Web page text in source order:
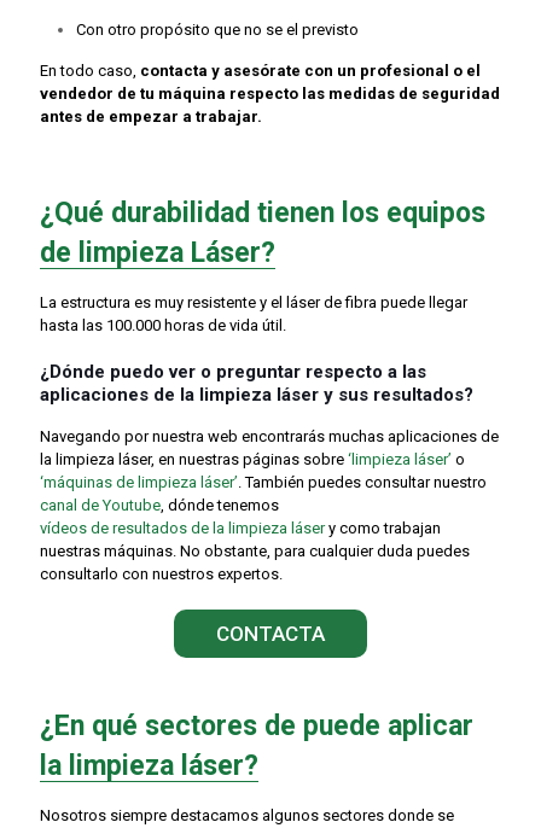
Con otro propósito que no se el previsto
En todo caso, contacta y asesórate con un profesional o el
vendedor de tu máquina respecto las medidas de seguridad
antes de empezar a trabajar.
¿Qué durabilidad tienen los equipos
de limpieza Láser?
La estructura es muy resistente y el láser de fibra puede llegar
hasta las 100.000 horas de vida útil.
¿ Dónde puedo ver o preguntar respecto a las
aplicaciones de la limpieza láser y sus resultados?
Navegando por nuestra web encontrarás muchas aplicaciones de
la limpieza láser, en nuestras páginas sobre ‘limpieza láser’ o
‘máquinas de limpieza láser’. También puedes consultar nuestro
canal de Youtube, dónde tenemos
vídeos de resultados de la limpieza lásery como trabajan
nuestras máquinas. No obstante, para cualquier duda puedes
consultarlo con nuestros expertos.
CONTACTA
¿En qué sectores de puede aplicar
la limpieza láser?
Nosotros siempre destacamos algunos sectores donde se